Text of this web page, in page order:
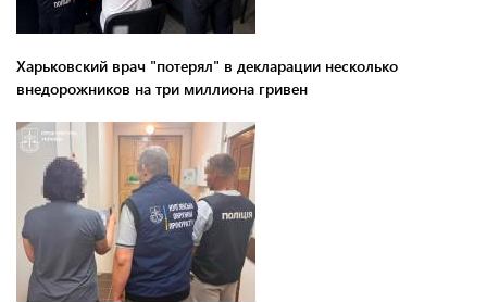
Харьковский врач "потерял" в декларации несколько
внедорожников на три миллиона гривен